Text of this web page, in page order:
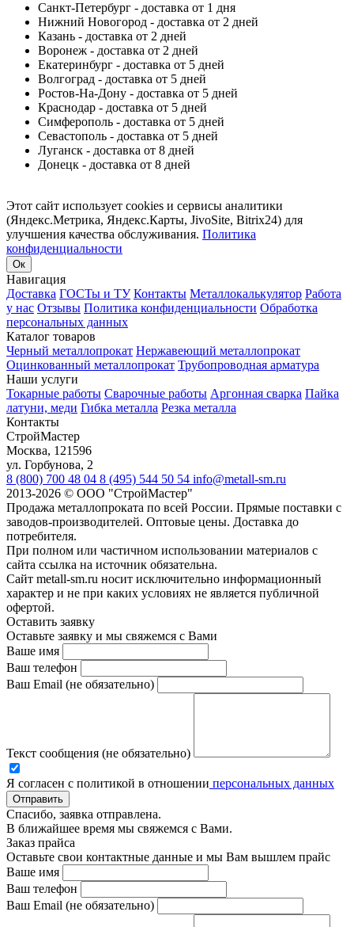
Санкт-Петербург - доставка от 1 дня
Нижний Новогород - доставка от 2 дней
Казань - доставка от 2 дней
Воронеж - доставка от 2 дней
Екатеринбург - доставка от 5 дней
Волгоград - доставка от 5 дней
Ростов-На-Дону - доставка от 5 дней
Краснодар - доставка от 5 дней
Симферополь - доставка от 5 дней
Севастополь - доставка от 5 дней
Луганск - доставка от 8 дней
Донецк - доставка от 8 дней
Этот сайт использует cookies и сервисы аналитики
(Яндекс.Метрика, Яндекс.Карты, JivoSite, Bitrix24) для
улучшения качества обслуживания. Политика
конфиденциальности
Ок
Навигация
Доставка ГОСТы и ТУ Контакты Металлокалькулятор Работа
у нас Отзывы Политика конфиденциальности Обработка
персональных данных
Каталог товаров
Черный металлопрокат Нержавеющий металлопрокат
Оцинкованный металлопрокат Трубопроводная арматура
Наши услуги
Токарные работы Сварочные работы Аргонная сварка Пайка
латуни, меди Гибка металла Резка металла
Контакты
СтройМастер
Москва, 121596
ул. Горбунова, 2
8 (800) 700 48 04 8 (495) 544 50 54 info@metall-sm.ru
2013-2026 © ООО "СтройМастер"
Продажа металлопроката по всей России. Прямые поставки с
заводов-производителей. Оптовые цены. Доставка до
потребителя.
При полном или частичном использовании материалов с
сайта ссылка на источник обязательна.
Сайт metall-sm.ru носит исключительно информационный
характер и не при каких условиях не является публичной
офертой.
Оставить заявку
Оставьте заявку и мы свяжемся с Вами
Ваше имя
Ваш телефон
Ваш Email (не обязательно)
Текст сообщения (не обязательно)
Я согласен с политикой в отношении персональных данных
Отправить
Спасибо, заявка отправлена.
В ближайшее время мы свяжемся с Вами.
Заказ прайса
Оставьте свои контактные данные и мы Вам вышлем прайс
Ваше имя
Ваш телефон
Ваш Email (не обязательно)